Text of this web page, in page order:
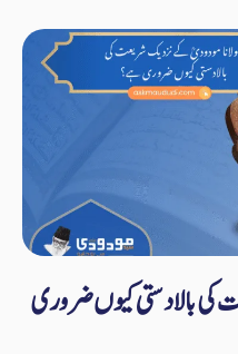
بالادستی کیوں ضروری